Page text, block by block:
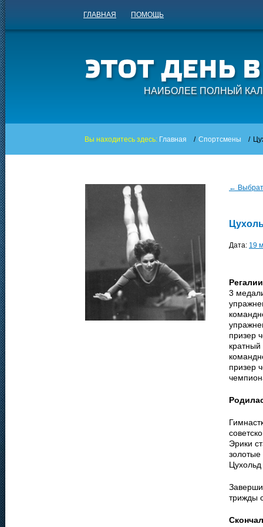
ГЛАВНАЯ ПОМОЩЬ
НАИБОЛЕЕ ПОЛНЫЙ
Вы находитесь здесь: Главная / Спортсмены /
←
Дата: 19
3
призер
призер
Эрики
трижды